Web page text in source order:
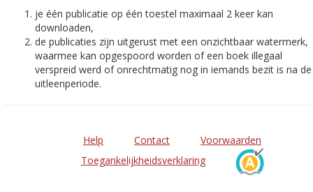
je één publicatie op één toestel maximaal 2 keer kan
downloaden,
de publicaties zijn uitgerust met een onzichtbaar watermerk,
waarmee kan opgespoord worden of een boek illegaal
verspreid werd of onrechtmatig nog in iemands bezit is na de
uitleenperiode.
Help Contact
Voorwaarden
Toegankelijkheidsverklaring